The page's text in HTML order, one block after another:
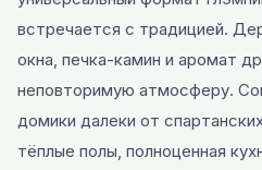
встречается с традицией.
окна, печка-камин и аромат
неповторимую атмосферу.
домики далеки от
тёплые полы, полноценная